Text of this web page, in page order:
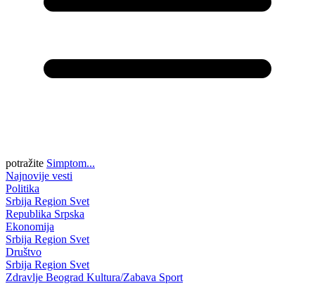
potražite Simptom...
Najnovije vesti
Politika
Srbija Region Svet
Republika Srpska
Ekonomija
Srbija Region Svet
Društvo
Srbija Region Svet
Zdravlje Beograd Kultura/Zabava Sport